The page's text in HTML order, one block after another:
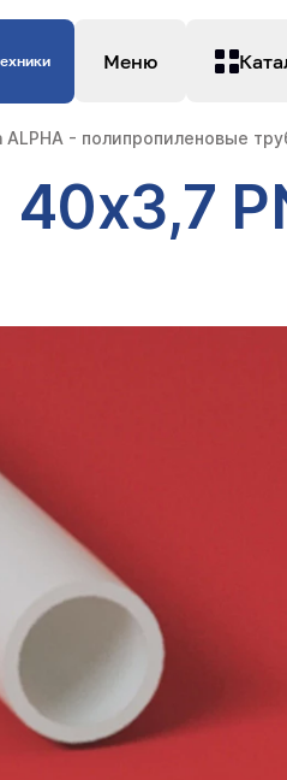
Меню
ALPHA - полипропиленовые
40х3,7